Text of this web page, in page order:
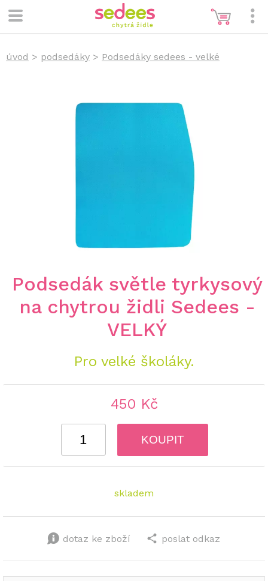
úvod > podsedáky > Podsedáky sedees - velké
Podsedák světle tyrkysový
na chytrou židli Sedees -
VELKÝ
Pro velké školáky.
450 Kč
KOUPIT
skladem
dotaz ke zboží poslat odkaz